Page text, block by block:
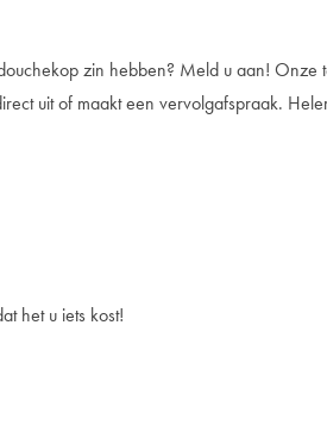
zin hebben? Meld u aan! Onze
uit of maakt een vervolgafspraak.
het u iets kost!